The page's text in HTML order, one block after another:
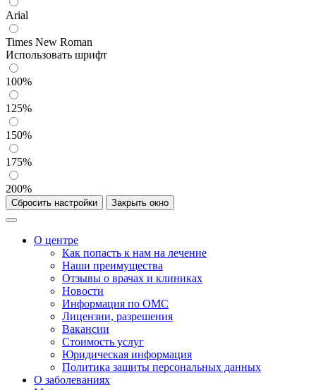
Arial
Times New Roman
Использовать шрифт
100%
125%
150%
175%
200%
Сбросить настройки Закрыть окно
О центре
Как попасть к нам на лечение
Наши преимущества
Отзывы о врачах и клиниках
Новости
Информация по ОМС
Лицензии, разрешения
Вакансии
Стоимость услуг
Юридическая информация
Политика защиты персональных данных
О заболеваниях